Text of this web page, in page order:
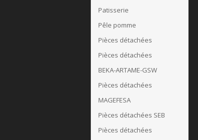
Patisserie
Pêle pomme
Pièces détachées
Pièces détachées
BEKA-ARTAME-GSW
Pièces détachées
MAGEFESA
Pièces détachées SEB
Pièces détachées